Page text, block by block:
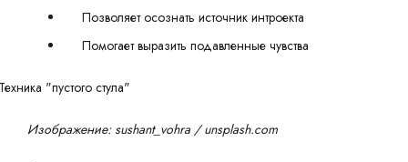
Позволяет осознать источник интроекта
Помогает выразить подавленные чувства
Изображение: sushant_vohra / unsplash.com